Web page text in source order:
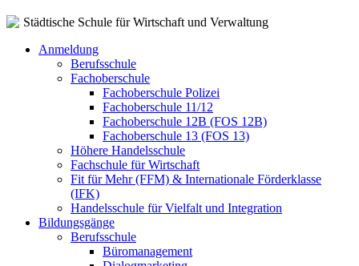
Städtische Schule für Wirtschaft und Verwaltung
Anmeldung
Berufsschule
Fachoberschule
Fachoberschule Polizei
Fachoberschule 11/12
Fachoberschule 12B (FOS 12B)
Fachoberschule 13 (FOS 13)
Höhere Handelsschule
Fachschule für Wirtschaft
Fit für Mehr (FFM) & Internationale Förderklasse
(IFK)
Handelsschule für Vielfalt und Integration
Bildungsgänge
Berufsschule
Büromanagement